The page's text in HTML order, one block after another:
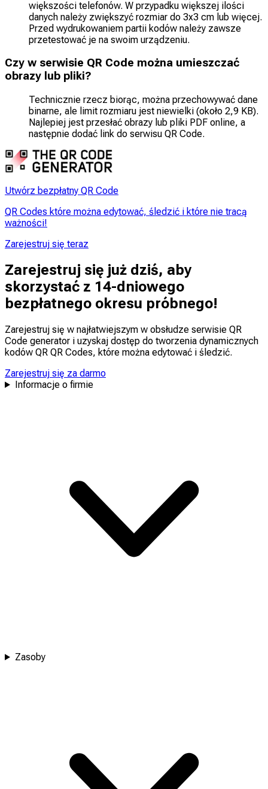
większości telefonów. W przypadku większej ilości
danych należy zwiększyć rozmiar do 3x3 cm lub więcej.
Przed wydrukowaniem partii kodów należy zawsze
przetestować je na swoim urządzeniu.
Czy w serwisie QR Code można umieszczać
obrazy lub pliki?
Technicznie rzecz biorąc, można przechowywać dane
binarne, ale limit rozmiaru jest niewielki (około 2,9 KB).
Najlepiej jest przesłać obrazy lub pliki PDF online, a
następnie dodać link do serwisu QR Code.
Utwórz bezpłatny QR Code
QR Codes które można edytować, śledzić i które nie tracą
ważności!
Zarejestruj się teraz
Zarejestruj się już dziś, aby
skorzystać z 14-dniowego
bezpłatnego okresu próbnego!
Zarejestruj się w najłatwiejszym w obsłudze serwisie QR
Code generator i uzyskaj dostęp do tworzenia dynamicznych
kodów QR QR Codes, które można edytować i śledzić.
Zarejestruj się za darmo
Informacje o firmie
Zasoby